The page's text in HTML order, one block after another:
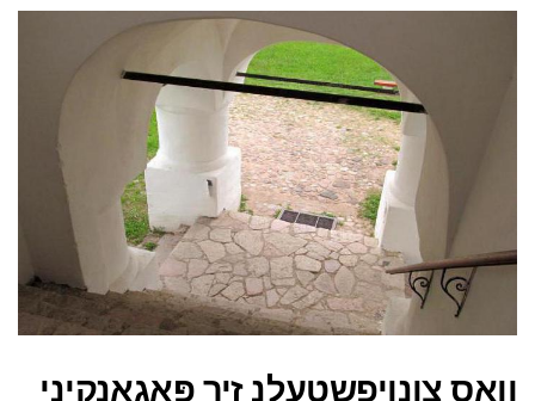
וואָס צונויפשטעלנ זיך פּאָגאַנקיני